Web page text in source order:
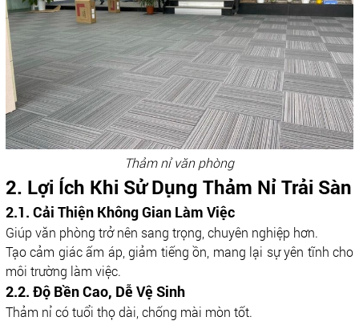
Thảm nỉ văn phòng
2. Lợi Ích Khi Sử Dụng Thảm Nỉ Trải Sàn
2.1. Cải Thiện Không Gian Làm Việc
Giúp văn phòng trở nên sang trọng, chuyên nghiệp hơn.
Tạo cảm giác ấm áp, giảm tiếng ồn, mang lại sự yên tĩnh cho
môi trường làm việc.
2.2. Độ Bền Cao, Dễ Vệ Sinh
Thảm nỉ có tuổi thọ dài, chống mài mòn tốt.